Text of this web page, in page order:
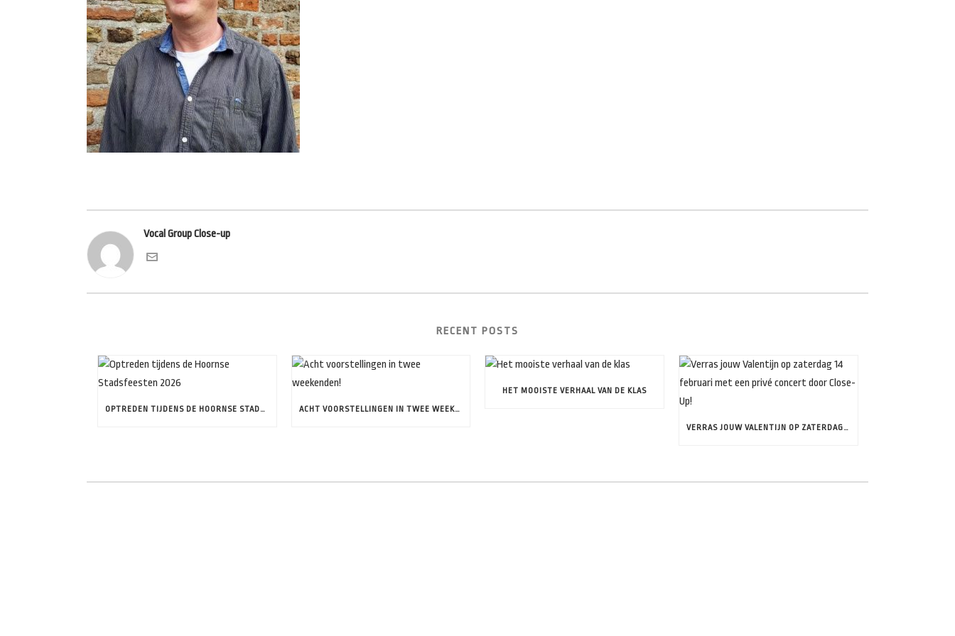
Vocal Group Close-up
RECENT POSTS
OPTREDEN TIJDENS DE HOORNSE STADSFEESTEN 2026 ACHT VOORSTELLINGEN IN TWEE WEEKENDEN!
HET MOOISTE VERHAAL VAN DE KLAS
VERRAS JOUW VALENTIJN OP ZATERDAG 14 FEBRUARI MET EEN PRIVÉ CONCERT DOOR CLOSE-UP!